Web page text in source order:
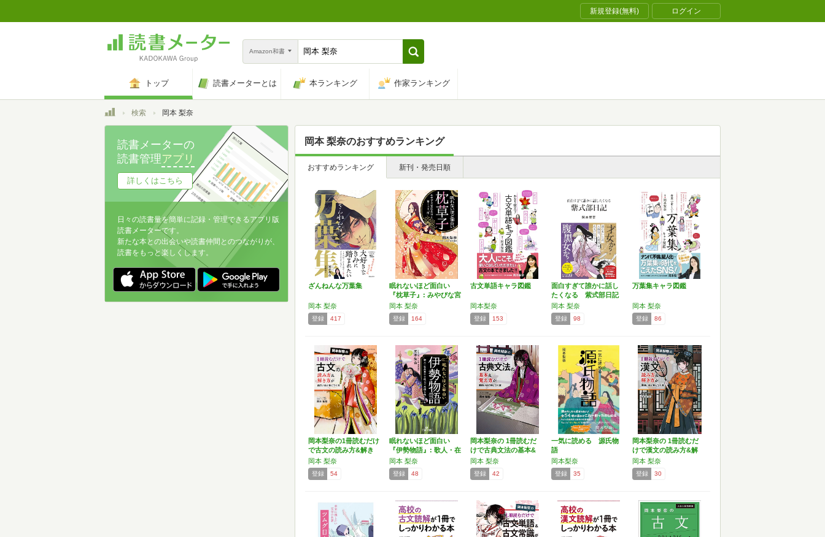
新規登録(無料) ログイン
Amazon和書
トップ 読書メーターとは 本ランキング 作家ランキング
トップ検索 岡本 梨奈
岡本 梨奈のおすすめランキング
おすすめランキング 新刊・発売日順
ざんねんな万葉集
岡本 梨奈
登録 417
眠れないほど面白い
『枕草子』: みやびな宮
廷…
岡本 梨奈
登録 164
古文単語キャラ図鑑
岡本梨奈
登録 153
面白すぎて誰かに話し
たくなる 紫式部日記
(…
岡本 梨奈
登録 98
万葉集キャラ図鑑
岡本 梨奈
登録 86
岡本梨奈の1冊読むだけ
で古文の読み方&解き
方…
岡本 梨奈
登録 54
眠れないほど面白い
『伊勢物語』: 歌人・在
原…
岡本 梨奈
登録 48
岡本梨奈の 1冊読むだ
けで古典文法の基本&
覚…
岡本 梨奈
登録 42
一気に読める 源氏物
語
岡本梨奈
登録 35
岡本梨奈の 1冊読むだ
けで漢文の読み方&解
き…
岡本 梨奈
登録 30
読書メーターの
読書管理アプリ
詳しくはこちら
日々の読書量を簡単に記録・管理できるアプリ版
読書メーターです。
新たな本との出会いや読書仲間とのつながりが、
読書をもっと楽しくします。